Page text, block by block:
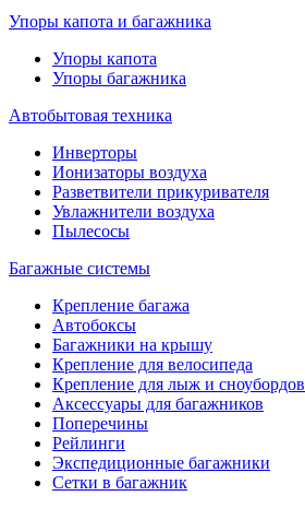
Упоры капота и багажника
Упоры капота
Упоры багажника
Автобытовая техника
Инверторы
Ионизаторы воздуха
Разветвители прикуривателя
Увлажнители воздуха
Пылесосы
Багажные системы
Крепление багажа
Автобоксы
Багажники на крышу
Крепление для велосипеда
Крепление для лыж и сноубордов
Аксессуары для багажников
Поперечины
Рейлинги
Экспедиционные багажники
Сетки в багажник